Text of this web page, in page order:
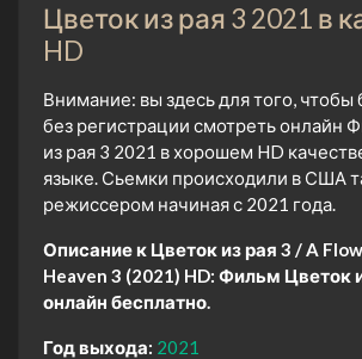
Цветок из рая 3 2021 в
HD
Внимание: вы здесь для того, чтобы
без регистрации смотреть онлайн
из рая 3 2021 в хорошем HD
языке. Сьемки происходили в США
режиссером начиная с 2021 года.
Описание к Цветок из рая 3 / A
Heaven 3 (2021) HD: Фильм Цветок
онлайн бесплатно.
Год выхода: 2021